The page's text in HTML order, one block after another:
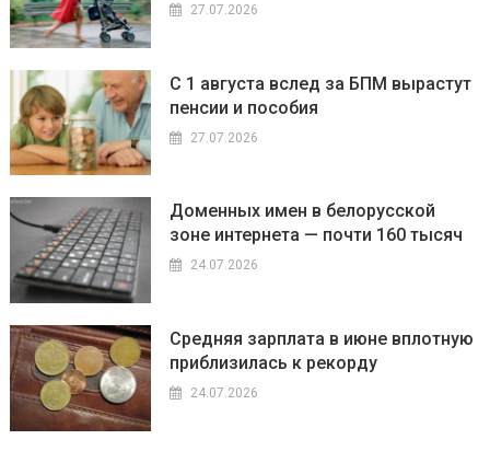
27.07.2026
С 1 августа вслед за БПМ вырастут
пенсии и пособия
27.07.2026
Доменных имен в белорусской
зоне интернета — почти 160 тысяч
24.07.2026
Средняя зарплата в июне вплотную
приблизилась к рекорду
24.07.2026